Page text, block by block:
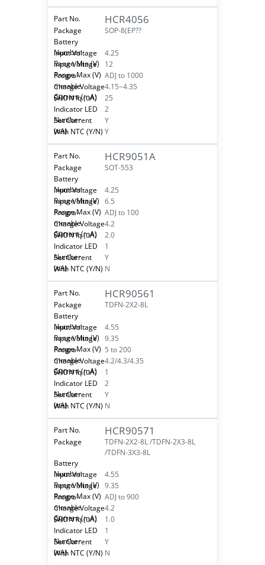
HCR4056
SOP-8(EP??
4.25
12
ADJ to 1000
4.15~4.35
25
2
Y
Y
HCR9051A
SOT-553
4.25
6.5
ADJ to 100
4.2
2.0
1
Y
N
HCR90561
TDFN-2X2-8L
4.55
9.35
5 to 200
4.2/4.3/4.35
1
2
Y
N
HCR90571
TDFN-2X2-8L /TDFN-2X3-8L
/TDFN-3X3-8L
4.55
9.35
ADJ to 900
4.2
1.0
1
Y
N